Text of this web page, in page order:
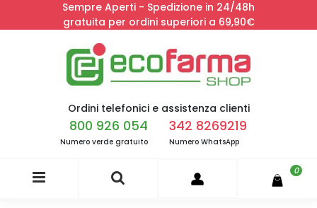
Sempre Aperti - Spedizione in 24/48h
gratuita per ordini superiori a 69,90€
Ordini telefonici e assistenza clienti
800 926 054
Numero verde gratuito
342 8269219
Numero WhatsApp
0